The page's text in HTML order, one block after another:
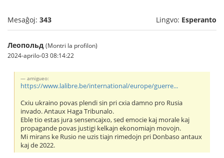
Mesaĝoj: 343 Lingvo: Esperanto
Леопольд (Montri la profilon)
2024-aprilo-03 08:14:22
amigueo:
https://www.lalibre.be/international/europe/guerre...
Cxiu ukraino povas plendi sin pri cxia damno pro Rusia
invado. Antaux Haga Tribunalo.
Eble tio estas jura sensencajxo, sed emocie kaj morale kaj
propagande povas justigi kelkajn ekonomiajn movojn.
Mi mirans ke Rusio ne uzis tiajn rimedojn pri Donbaso antaux
kaj de 2022.